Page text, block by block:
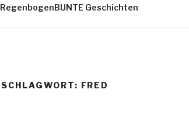
RegenbogenBUNTE Geschichten
SCHLAGWORT: FRED